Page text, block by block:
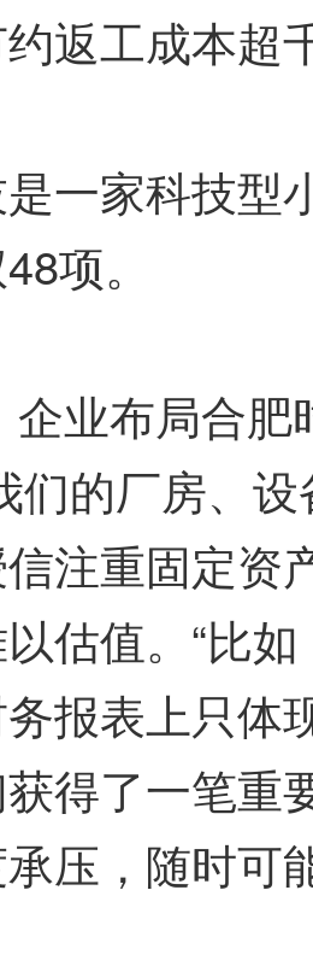
返工成本超
一家科技型
项。
企业布局合
们的厂房、
注重固定资
估值。“比
报表上只体
得了一笔重
压，随时可